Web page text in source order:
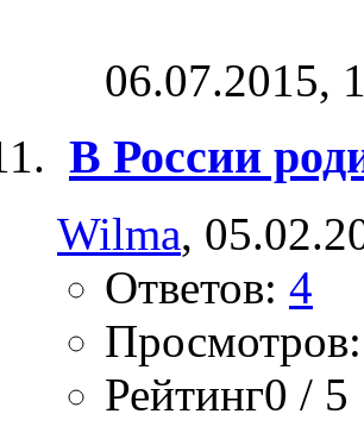
06.07.2015,
В России
Wilma,
Ответов: 4
Рейтинг0 / 5